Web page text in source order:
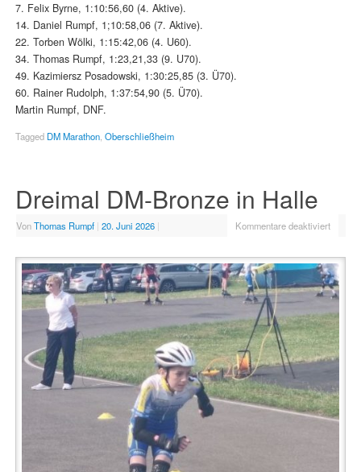
7. Felix Byrne, 1:10:56,60 (4. Aktive).
14. Daniel Rumpf, 1;10:58,06 (7. Aktive).
22. Torben Wölki, 1:15:42,06 (4. U60).
34. Thomas Rumpf, 1:23,21,33 (9. U70).
49. Kazimiersz Posadowski, 1:30:25,85 (3. Ü70).
60. Rainer Rudolph, 1:37:54,90 (5. Ü70).
Martin Rumpf, DNF.
Tagged DM Marathon, Oberschließheim
Dreimal DM-Bronze in Halle
VonThomas Rumpf | 20. Juni 2026 | Kommentare deaktiviert